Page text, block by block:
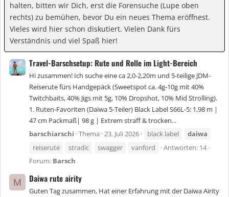
halten, bitten wir Dich, erst die Forensuche (Lupe oben
rechts) zu bemühen, bevor Du ein neues Thema eröffnest.
Vieles wird hier schon diskutiert. Vielen Dank fürs
Verständnis und viel Spaß hier!
Travel-Barschsetup: Rute und Rolle im Light-Bereich
Hi zusammen! Ich suche eine ca 2,0-2,20m und 5-teilige JDM-
Reiserute fürs Handgepäck (Sweetspot ca. 4g-10g mit 40%
Twitchbaits, 40% Jigs mit 5g, 10% Dropshot, 10% Mid Strolling).
1. Ruten-Favoriten (Daiwa 5-Teiler) Black Label S66L-5: 1,98 m |
47 cm Packmaß| 98 g | Extrem straff & trocken...
barschiarschi Thema 23. Juli 2026 black label
daiwa
reiserute
stradic swagger vanford
Antworten: 14
Forum: Barsch
M Daiwa rute airity
Guten Tag zusammen, Hat einer Erfahrung mit der Daiwa Airity